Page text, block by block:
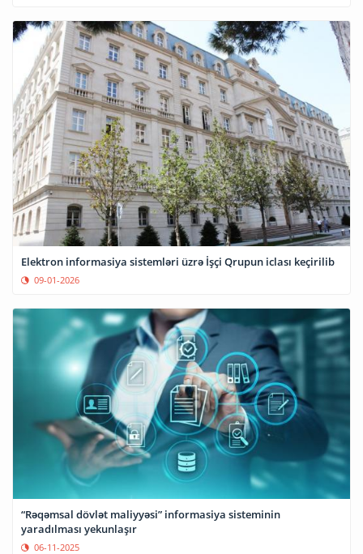
Elektron informasiya sistemləri üzrə İşçi Qrupun iclası keçirilib
09-01-2026
“Rəqəmsal dövlət maliyyəsi” informasiya sisteminin
yaradılması yekunlaşır
06-11-2025